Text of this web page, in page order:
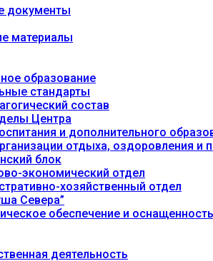
документы
материалы
образование
стандарты
состав
Центра
и дополнительного
отдыха, оздоровления и
блок
экономический отдел
хозяйственный отдел
Севера”
обеспечение и
деятельность